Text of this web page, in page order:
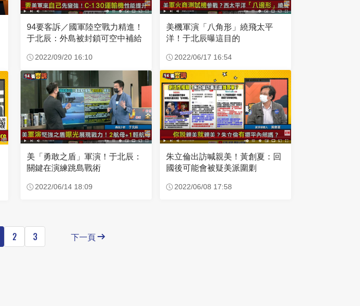
94要客訴／國軍陸空戰力精進！
于北辰：外島被封鎖可空中補給
2022/09/20 16:10
美機軍演「八角形」繞飛太平
洋！于北辰曝這目的
2022/06/17 16:54
美「勇敢之盾」軍演！于北辰：
關鍵在演練跳島戰術
2022/06/14 18:09
朱立倫出訪喊親美！黃創夏：回
國後可能會被疑美派圍剿
2022/06/08 17:58
2 3 下一頁